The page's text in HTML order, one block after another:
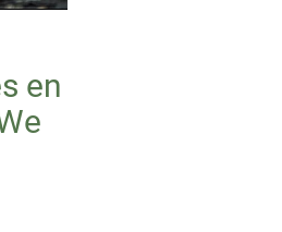
en